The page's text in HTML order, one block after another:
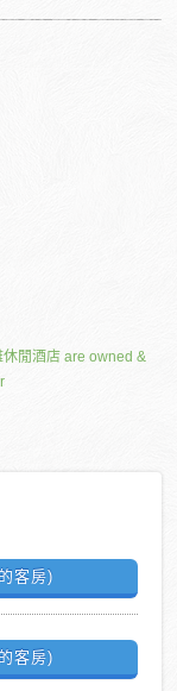
閒酒店 are owned &
客房)
客房)